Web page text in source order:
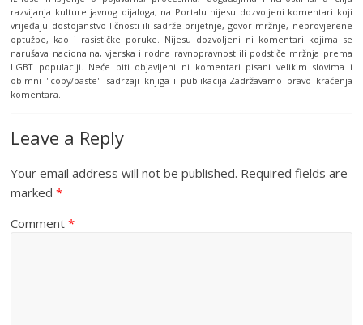
razvijanja kulture javnog dijaloga, na Portalu nijesu dozvoljeni komentari koji
vrijeđaju dostojanstvo ličnosti ili sadrže prijetnje, govor mržnje, neprovjerene
optužbe, kao i rasističke poruke. Nijesu dozvoljeni ni komentari kojima se
narušava nacionalna, vjerska i rodna ravnopravnost ili podstiče mržnja prema
LGBT populaciji. Neće biti objavljeni ni komentari pisani velikim slovima i
obimni "copy/paste" sadrzaji knjiga i publikacija.Zadržavamo pravo kraćenja
komentara.
Leave a Reply
Your email address will not be published. Required fields are
marked*
Comment*